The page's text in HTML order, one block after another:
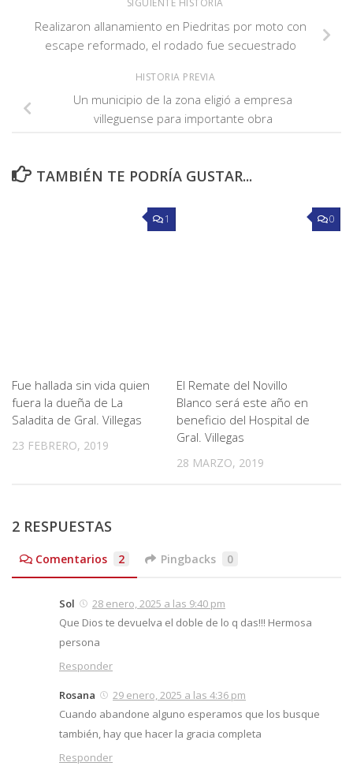
SIGUIENTE HISTORIA
Realizaron allanamiento en Piedritas por moto con
escape reformado, el rodado fue secuestrado
HISTORIA PREVIA
Un municipio de la zona eligió a empresa
villeguense para importante obra
TAMBIÉN TE PODRÍA GUSTAR...
1
Fue hallada sin vida quien
fuera la dueña de La
Saladita de Gral. Villegas
23 FEBRERO, 2019
0
El Remate del Novillo
Blanco será este año en
beneficio del Hospital de
Gral. Villegas
28 MARZO, 2019
2 RESPUESTAS
Comentarios 2 Pingbacks 0
Sol
28 enero, 2025 a las 9:40 pm
Que Dios te devuelva el doble de lo q das!!! Hermosa
persona
Responder
Rosana
29 enero, 2025 a las 4:36 pm
Cuando abandone alguno esperamos que los busque
también, hay que hacer la gracia completa
Responder